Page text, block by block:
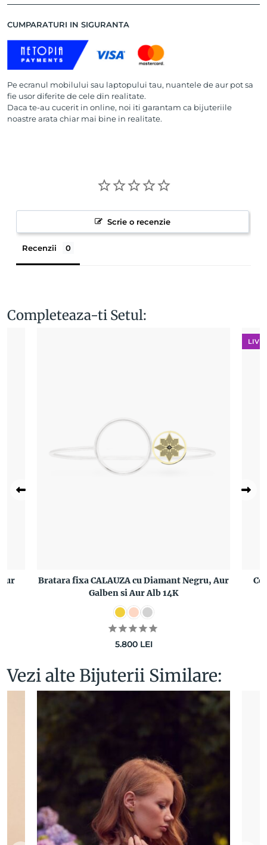
CUMPARATURI IN SIGURANTA
Pe ecranul mobilului sau laptopului tau, nuantele de aur pot sa
fie usor diferite de cele din realitate.
Daca te-au cucerit in online, noi iti garantam ca bijuteriile
noastre arata chiar mai bine in realitate.
Scrie o recenzie
Recenzii
Completeaza-ti Setul:
Bratara fixa CALAUZA cu Diamant Negru, Aur
Galben si Aur Alb 14K
5.800 LEI
Vezi alte Bijuterii Similare: